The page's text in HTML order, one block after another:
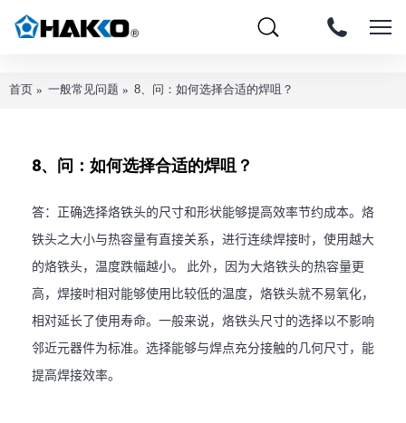
首页 一般常见问题 8、问：如何选择合适的焊咀？
8、问：如何选择合适的焊咀？
答：正确选择烙铁头的尺寸和形状能够提高效率节约成本。烙
铁头之大小与热容量有直接关系，进行连续焊接时，使用越大
的烙铁头，温度跌幅越小。 此外，因为大烙铁头的热容量更
高，焊接时相对能够使用比较低的温度，烙铁头就不易氧化，
相对延长了使用寿命。一般来说，烙铁头尺寸的选择以不影响
邻近元器件为标准。选择能够与焊点充分接触的几何尺寸，能
提高焊接效率。